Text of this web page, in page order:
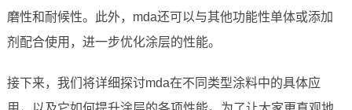
磨性和耐候性。此外，mda还可以与其他功能性单体或添加
剂配合使用，进一步优化涂层的性能。
接下来，我们将详细探讨mda在不同类型涂料中的具体应